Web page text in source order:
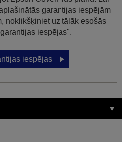
garantijas iespējām
noklikšķiniet uz tālāk esošās
iespējas".
iespējas